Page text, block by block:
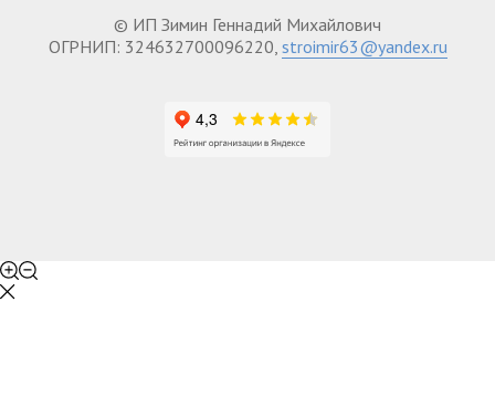
© ИП Зимин Геннадий Михайлович
ОГРНИП: 324632700096220, stroimir63@yandex.ru